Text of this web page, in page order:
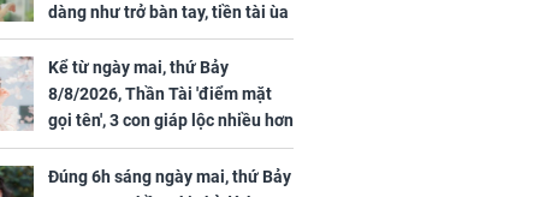
dàng như trở bàn tay, tiền tài ùa
tới, ngồi không lộc cũng đến,
phú quý theo tới già
Kể từ ngày mai, thứ Bảy
8/8/2026, Thần Tài 'điểm mặt
gọi tên', 3 con giáp lộc nhiều hơn
sông, tài vận sáng như trăng
Rằm, chính thức hết khổ
Đúng 6h sáng ngày mai, thứ Bảy